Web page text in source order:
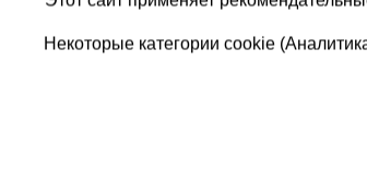
Некоторые категории cookie